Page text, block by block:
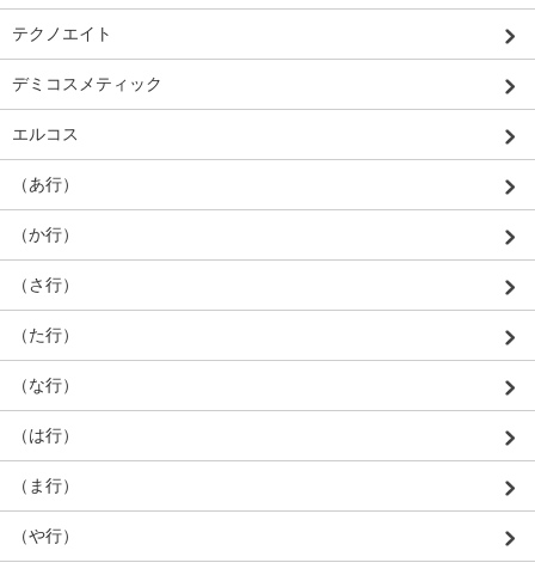
テクノエイト
デミコスメティック
エルコス
（あ行）
（か行）
（さ行）
（た行）
（な行）
（は行）
（ま行）
（や行）